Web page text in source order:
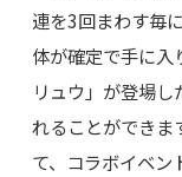
連を3回まわす毎
体が確定で手に入
リュウ」が登場
れることができま
て、コラボイベン